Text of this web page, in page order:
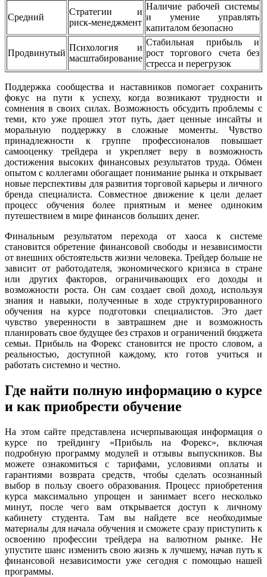
Средний
Стратегии и
риск-менеджмент
Наличие рабочей системы
и умение управлять
капиталом безопасно
Продвинутый
Психология и
масштабирование
Стабильная прибыль и
рост торгового счета без
стресса и перегрузок
Поддержка сообщества и наставников помогает сохранить
фокус на пути к успеху, когда возникают трудности и
сомнения в своих силах. Возможность обсудить проблемы с
теми, кто уже прошел этот путь, дает ценные инсайты и
моральную поддержку в сложные моменты. Чувство
принадлежности к группе профессионалов повышает
самооценку трейдера и укрепляет веру в возможность
достижения высоких финансовых результатов труда. Обмен
опытом с коллегами обогащает понимание рынка и открывает
новые перспективы для развития торговой карьеры и личного
бренда специалиста. Совместное движение к цели делает
процесс обучения более приятным и менее одиноким
путешествием в мире финансов больших денег.
Финальным результатом перехода от хаоса к системе
становится обретение финансовой свободы и независимости
от внешних обстоятельств жизни человека. Трейдер больше не
зависит от работодателя, экономического кризиса в стране
или других факторов, ограничивающих его доходы и
возможности роста. Он сам создает свой доход, используя
знания и навыки, полученные в ходе структурированного
обучения на курсе подготовки специалистов. Это дает
чувство уверенности в завтрашнем дне и возможность
планировать свое будущее без страхов и ограничений бюджета
семьи. Прибыль на Форекс становится не просто словом, а
реальностью, доступной каждому, кто готов учиться и
работать системно и честно.
Где найти полную информацию о курсе
и как приобрести обучение
На этом сайте представлена исчерпывающая информация о
курсе по трейдингу «Прибыль на Форекс», включая
подробную программу модулей и отзывы выпускников. Вы
можете ознакомиться с тарифами, условиями оплаты и
гарантиями возврата средств, чтобы сделать осознанный
выбор в пользу своего образования. Процесс приобретения
курса максимально упрощен и занимает всего несколько
минут, после чего вам открывается доступ к личному
кабинету студента. Там вы найдете все необходимые
материалы для начала обучения и сможете сразу приступить к
освоению профессии трейдера на валютном рынке. Не
упустите шанс изменить свою жизнь к лучшему, начав путь к
финансовой независимости уже сегодня с помощью нашей
программы.